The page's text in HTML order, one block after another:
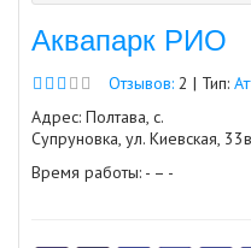
Аквапарк РИО
Отзывов: 2 | Тип:
Адрес: Полтава, с.
Супруновка, ул. Киевская, 33в
Время работы: - – -